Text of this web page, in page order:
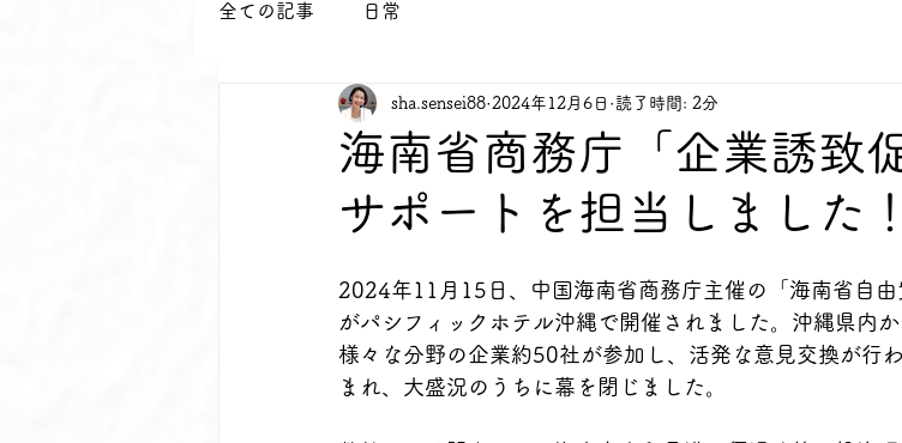
全ての記事 日常
海南省商務庁「企業誘致
サポートを担当しました！
sha.sensei88 2024年12月6日 読了時間: 2分
2024年11月15日、中国海南省商務庁主催の「海南省自由
がパシフィックホテル沖縄で開催されました。沖縄県内
様々な分野の企業約50社が参加し、活発な意見交換が行
まれ、大盛況のうちに幕を閉じました。